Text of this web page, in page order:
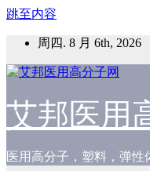
跳至内容
周四. 8 月 6th, 2026
艾邦医用
医用高分子，塑料，弹性